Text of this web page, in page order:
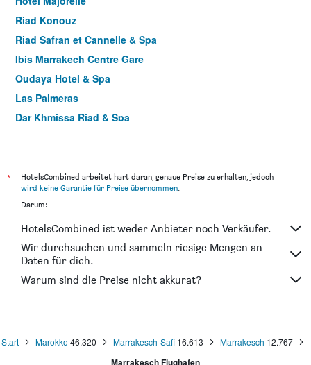
Riad Konouz
Riad Safran et Cannelle & Spa
Ibis Marrakech Centre Gare
Oudaya Hotel & Spa
Las Palmeras
Dar Khmissa Riad & Spa
Riad Kenzo
Hotel Al Kabir
Faouzi Hôtel
The Central House Marrakech Medina - Hostel
Riad Hotel Marraplace
*
HotelsCombined arbeitet hart daran, genaue Preise zu erhalten, jedoch
wird keine Garantie für Preise übernommen.
Darum:
HotelsCombined ist weder Anbieter noch Verkäufer.
Wir durchsuchen und sammeln riesige Mengen an
Daten für dich.
Warum sind die Preise nicht akkurat?
Start Marokko 46.320 Marrakesch-Safi 16.613 Marrakesch 12.767
Marrakesch Flughafen